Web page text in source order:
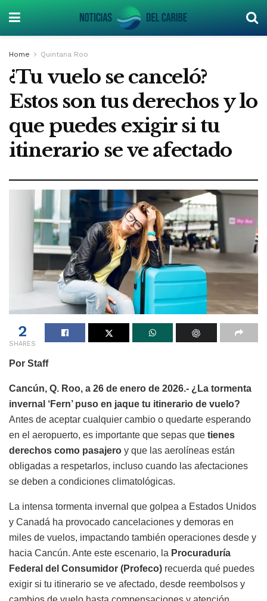
Home Quintana Roo
¿Tu vuelo se canceló?
Estos son tus derechos y lo
que puedes exigir si tu
itinerario se ve afectado
2
SHARES
Por Staff
Cancún, Q. Roo, a 26 de enero de 2026.- ¿La tormenta
invernal ‘Fern’ puso en jaque tu itinerario de vuelo?
Antes de aceptar cualquier cambio o quedarte esperando
en el aeropuerto, es importante que sepas que tienes
derechos como pasajero y que las aerolíneas están
obligadas a respetarlos, incluso cuando las afectaciones
se deben a condiciones climatológicas.
La intensa tormenta invernal que golpea a Estados Unidos
y Canadá ha provocado cancelaciones y demoras en
miles de vuelos, impactando también operaciones desde y
hacia Cancún. Ante este escenario, la Procuraduría
Federal del Consumidor (Profeco) recuerda qué puedes
exigir si tu itinerario se ve afectado, desde reembolsos y